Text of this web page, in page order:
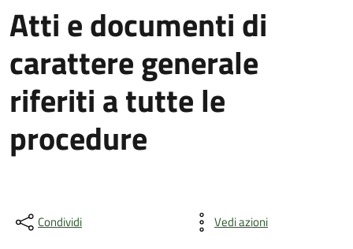
Atti e documenti di
carattere generale
riferiti a tutte le
procedure
Condividi Vedi azioni